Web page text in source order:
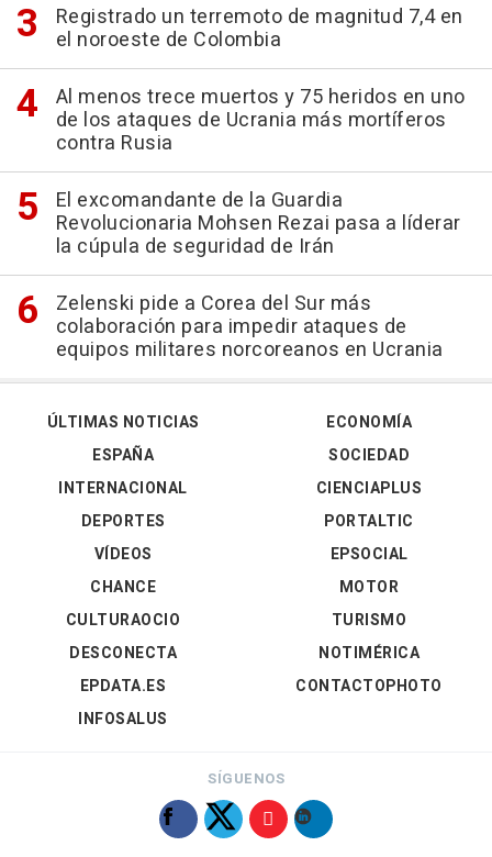
Registrado un terremoto de magnitud 7,4 en
el noroeste de Colombia
Al menos trece muertos y 75 heridos en uno
de los ataques de Ucrania más mortíferos
contra Rusia
El excomandante de la Guardia
Revolucionaria Mohsen Rezai pasa a líderar
la cúpula de seguridad de Irán
Zelenski pide a Corea del Sur más
colaboración para impedir ataques de
equipos militares norcoreanos en Ucrania
ÚLTIMAS NOTICIAS
ESPAÑA
INTERNACIONAL
DEPORTES
VÍDEOS
ECONOMÍA
SOCIEDAD
CIENCIAPLUS
PORTALTIC
EPSOCIAL
CHANCE
CULTURAOCIO
DESCONECTA
EPDATA.ES
INFOSALUS
MOTOR
TURISMO
NOTIMÉRICA
CONTACTOPHOTO
SÍGUENOS